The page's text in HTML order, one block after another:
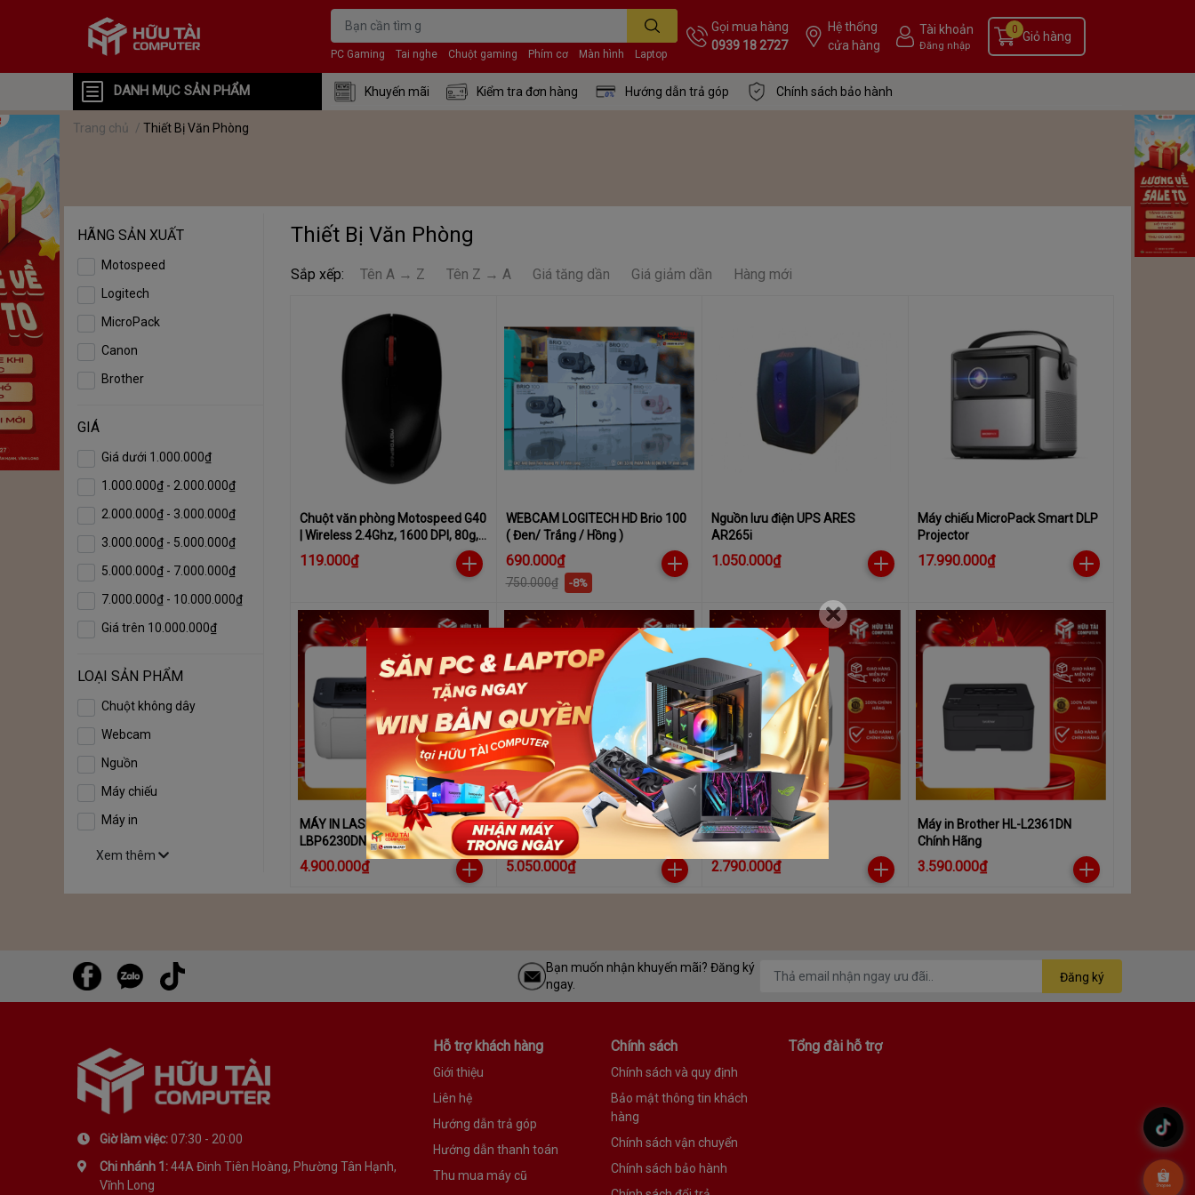
PC Gaming Tai nghe Chuột gaming Phím cơ Màn hình Laptop
Gọi mua hàng
0939 18 2727
Hệ thống
cửa hàng
Tài khoản
Đăng nhập
Giỏ hàng
0
DANH MỤC SẢN PHẨM Khuyến mãi Kiểm tra đơn hàng Hướng dẫn trả góp Chính sách bảo hành
Trang chủ / Thiết Bị Văn Phòng
HÃNG SẢN XUẤT
Motospeed
Logitech
MicroPack
Canon
Brother
GIÁ
Giá dưới 1.000.000₫
1.000.000₫ - 2.000.000₫
2.000.000₫ - 3.000.000₫
3.000.000₫ - 5.000.000₫
5.000.000₫ - 7.000.000₫
7.000.000₫ - 10.000.000₫
Giá trên 10.000.000₫
LOẠI SẢN PHẨM
Chuột không dây
Webcam
Nguồn
Máy chiếu
Máy in
Xem thêm
Thiết Bị Văn Phòng
Sắp xếp: Tên A → Z Tên Z → A Giá tăng dần Giá giảm dần Hàng mới
Chuột văn phòng Motospeed G40
| Wireless 2.4Ghz, 1600 DPI, 80g,
Đen
119.000₫
WEBCAM LOGITECH HD Brio 100
( Đen/ Trắng / Hồng )
690.000₫
750.000₫ -8%
Nguồn lưu điện UPS ARES
AR265i
1.050.000₫
Máy chiếu MicroPack Smart DLP
Projector
17.990.000₫
MÁY IN LASER CANON
LBP6230DN
4.900.000₫
Máy In Laser Canon 2900 LBM
5.050.000₫
Máy in Canon 6030
2.790.000₫
Máy in Brother HL-L2361DN
Chính Hãng
3.590.000₫
Bạn muốn nhận khuyến mãi? Đăng ký
ngay.
Đăng ký
Giờ làm việc:07:30 - 20:00
Chi nhánh 1:44A Đinh Tiên Hoàng, Phường Tân Hạnh,
Vĩnh Long
Hỗ trợ khách hàng
Giới thiệu
Liên hệ
Hướng dẫn trả góp
Hướng dẫn thanh toán
Thu mua máy cũ
Chính sách
Chính sách và quy định
Bảo mật thông tin khách
hàng
Chính sách vận chuyển
Chính sách bảo hành
Tổng đài hỗ trợ
.
.